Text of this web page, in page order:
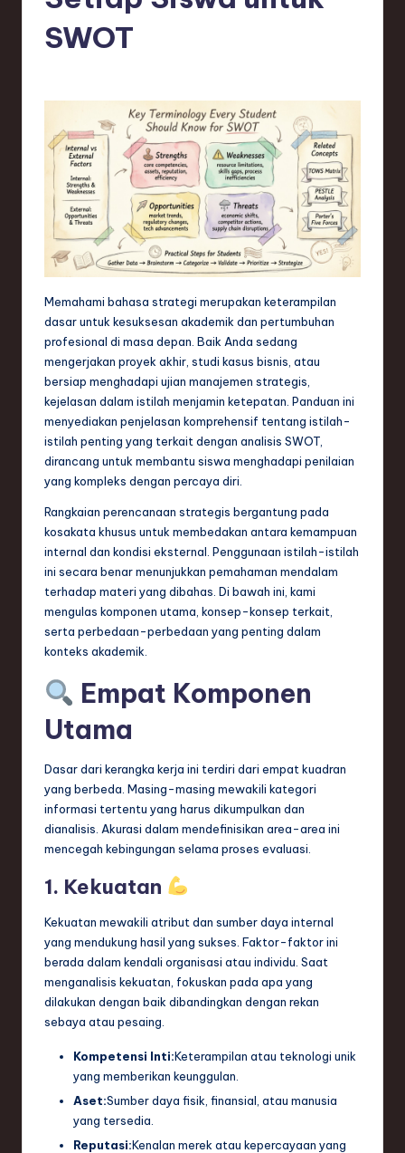
si
T
d
in
S
o
w
T
d
SWOT
Memahami bahasa strategi merupakan keterampilan
dasar untuk kesuksesan akademik dan pertumbuhan
profesional di masa depan. Baik Anda sedang
mengerjakan proyek akhir, studi kasus bisnis, atau
bersiap menghadapi ujian manajemen strategis,
kejelasan dalam istilah menjamin ketepatan. Panduan ini
menyediakan penjelasan komprehensif tentang istilah-
istilah penting yang terkait dengan analisis SWOT,
dirancang untuk membantu siswa menghadapi penilaian
yang kompleks dengan percaya diri.
Rangkaian perencanaan strategis bergantung pada
kosakata khusus untuk membedakan antara kemampuan
internal dan kondisi eksternal. Penggunaan istilah-istilah
ini secara benar menunjukkan pemahaman mendalam
terhadap materi yang dibahas. Di bawah ini, kami
mengulas komponen utama, konsep-konsep terkait,
serta perbedaan-perbedaan yang penting dalam
konteks akademik.
Empat Komponen
Utama
Dasar dari kerangka kerja ini terdiri dari empat kuadran
yang berbeda. Masing-masing mewakili kategori
informasi tertentu yang harus dikumpulkan dan
dianalisis. Akurasi dalam mendefinisikan area-area ini
mencegah kebingungan selama proses evaluasi.
1. Kekuatan
Kekuatan mewakili atribut dan sumber daya internal
yang mendukung hasil yang sukses. Faktor-faktor ini
berada dalam kendali organisasi atau individu. Saat
menganalisis kekuatan, fokuskan pada apa yang
dilakukan dengan baik dibandingkan dengan rekan
sebaya atau pesaing.
Kompetensi Inti:Keterampilan atau teknologi unik
yang memberikan keunggulan.
Aset:Sumber daya fisik, finansial, atau manusia
yang tersedia.
Reputasi:Kenalan merek atau kepercayaan yang